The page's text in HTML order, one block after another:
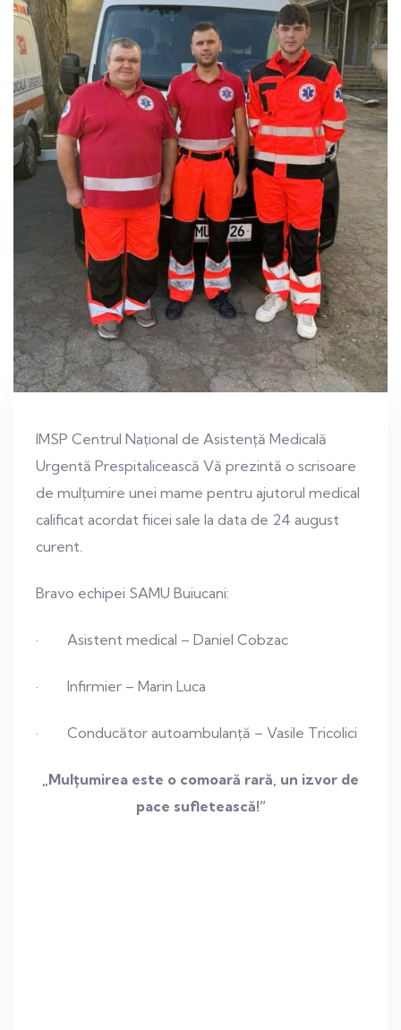
IMSP Centrul Național de Asistență Medicală
Urgentă Prespitalicească Vă prezintă o scrisoare
de mulțumire unei mame pentru ajutorul medical
calificat acordat fiicei sale la data de 24 august
curent.
Bravo echipei SAMU Buiucani:
· Asistent medical – Daniel Cobzac
· Infirmier – Marin Luca
· Conducător autoambulanță – Vasile Tricolici
„Mulțumirea este o comoară rară, un izvor de
pace sufletească!”